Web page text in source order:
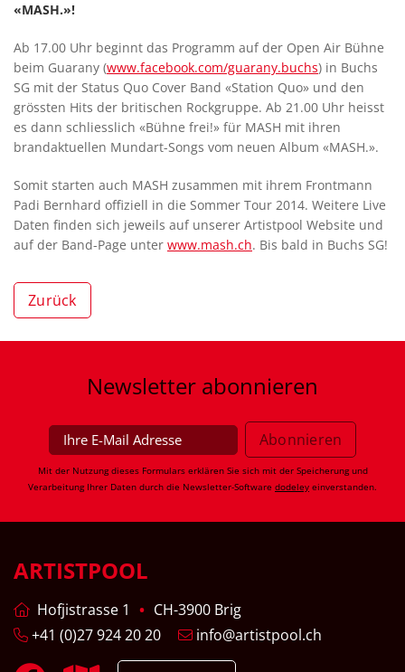
«MASH.»!
Ab 17.00 Uhr beginnt das Programm auf der Open Air Bühne
beim Guarany (www.facebook.com/guarany.buchs) in Buchs
SG mit der Status Quo Cover Band «Station Quo» und den
grössten Hits der britischen Rockgruppe. Ab 21.00 Uhr heisst
es dann schliesslich «Bühne frei!» für MASH mit ihren
brandaktuellen Mundart-Songs vom neuen Album «MASH.».
Somit starten auch MASH zusammen mit ihrem Frontmann
Padi Bernhard offiziell in die Sommer Tour 2014. Weitere Live
Daten finden sich jeweils auf unserer Artistpool Website und
auf der Band-Page unter www.mash.ch. Bis bald in Buchs SG!
Zurück
Newsletter abonnieren
Mit der Nutzung dieses Formulars erklären Sie sich mit der Speicherung und
Verarbeitung Ihrer Daten durch die Newsletter-Software dodeley einverstanden.
ARTISTPOOL
Hofjistrasse 1
CH-3900 Brig
+41 (0)27 924 20 20
info@artistpool.ch